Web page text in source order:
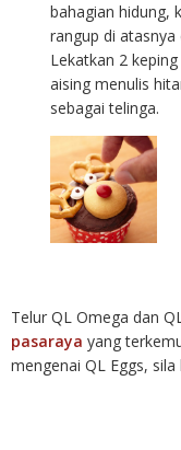
bahagian hidung,
rangup di
Lekatkan 2
aising menulis
sebagai telinga.
Telur QL Omega dan
pasaraya yang
mengenai QL Eggs, sila